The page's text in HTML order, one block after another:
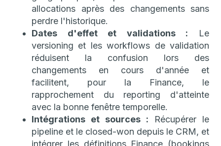
allocations après des changements sans
perdre l'historique.
Dates d'effet et validations : Le
versioning et les workflows de validation
réduisent la confusion lors des
changements en cours d'année et
facilitent, pour la Finance, le
rapprochement du reporting d'atteinte
avec la bonne fenêtre temporelle.
Intégrations et sources : Récupérer le
pipeline et le closed-won depuis le CRM, et
intégrer les définitions Finance (bookings